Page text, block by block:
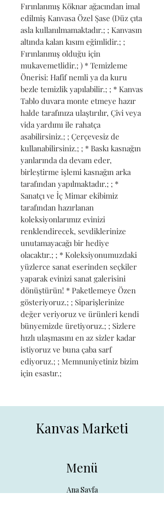
Fırınlanmış Köknar ağacından imal
edilmiş Kanvasa Özel Şase (Düz çıta
asla kullanılmamaktadır.; ; Kanvasın
altında kalan kısım eğimlidir.; ;
Fırınlanmış olduğu için
mukavemetlidir.; ) * Temizleme
Önerisi: Hafif nemli ya da kuru
bezle temizlik yapılabilir.; ; * Kanvas
Tablo duvara monte etmeye hazır
halde tarafınıza ulaştırılır, Çivi veya
vida yardımı ile rahatça
asabilirsiniz.; ; Çerçevesiz de
kullanabilirsiniz.; ; * Baskı kasnağın
yanlarında da devam eder,
birleştirme işlemi kasnağın arka
tarafından yapılmaktadır.; ; *
Sanatçı ve İç Mimar ekibimiz
tarafından hazırlanan
koleksiyonlarımız evinizi
renklendirecek, sevdiklerinize
unutamayacağı bir hediye
olacaktır.; ; * Koleksiyonumuzdaki
yüzlerce sanat eserinden seçkiler
yaparak evinizi sanat galerisini
dönüştürün! * Paketlemeye Özen
gösteriyoruz.; ; Siparişlerinize
değer veriyoruz ve ürünleri kendi
bünyemizde üretiyoruz.; ; Sizlere
hızlı ulaşmasını en az sizler kadar
istiyoruz ve buna çaba sarf
ediyoruz.; ; Memnuniyetiniz bizim
için esastır.;
Kanvas Marketi
Menü
Ana Sayfa